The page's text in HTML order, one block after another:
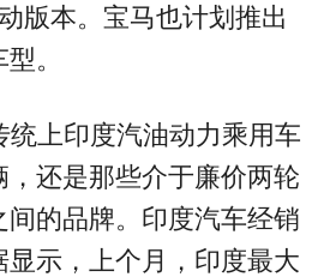
版本。宝马也计划推出
。
统上印度汽油动力乘用车
还是那些介于廉价两轮
的品牌。印度汽车经销
示，上个月，印度最大